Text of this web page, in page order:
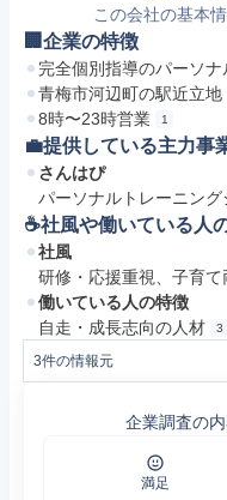
この会社の基本
🏢企業の特徴
完全個別指導のパーソ
青梅市河辺町の駅近立地
8時〜23時営業 1
💼提供している主力事
さんはぴ
パーソナルトレーニング
☕️社風や働いている人
社風
研修・応援重視、子育て
働いている人の特徴
自走・成長志向の人材
3
3件の情報元
企業調査の
満足